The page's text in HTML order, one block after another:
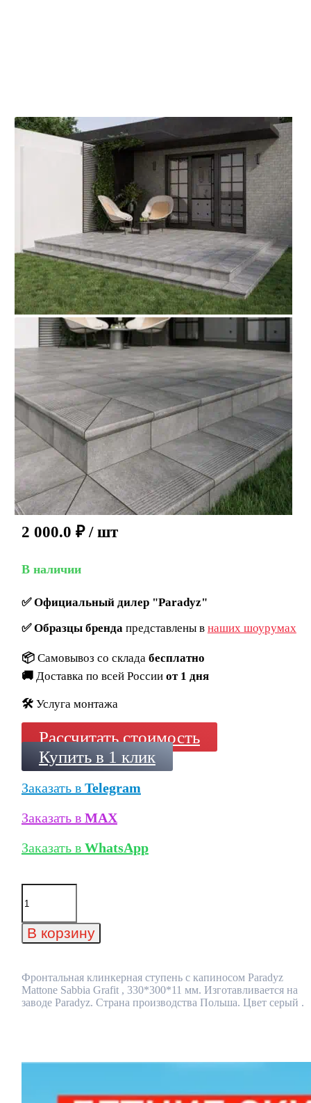
2 000.0 ₽ / шт
В наличии
✅Официальный дилер "Paradyz"
✅Образцы брендапредставлены в наших шоурумах
📦 Самовывоз со склада бесплатно
🚚 Доставка по всей России от 1 дня
🛠️ Услуга монтажа
Рассчитать стоимость
Купить в 1 клик
Заказать в Telegram
Заказать в MAX
Заказать в WhatsApp
Количество
товара
клинкерная
ступень
Paradyz
Mattone
Sabbia
В корзину
Фронтальная клинкерная ступень с капиносом Paradyz
Mattone Sabbia Grafit , 330*300*11 мм. Изготавливается на
заводе Paradyz. Страна производства Польша. Цвет серый .